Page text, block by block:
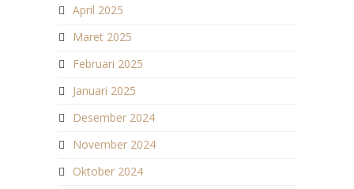
April 2025
Maret 2025
Februari 2025
Januari 2025
Desember 2024
November 2024
Oktober 2024